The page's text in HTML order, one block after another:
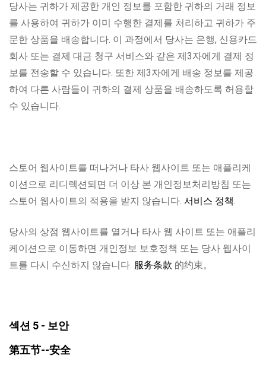
당사는 귀하가 제공한 개인 정보를 포함한 귀하의 거래 정보
를 사용하여 귀하가 이미 수행한 결제를 처리하고 귀하가 주
문한 상품을 배송합니다. 이 과정에서 당사는 은행, 신용카드
회사 또는 결제 대금 청구 서비스와 같은 제3자에게 결제 정
보를 전송할 수 있습니다. 또한 제3자에게 배송 정보를 제공
하여 다른 사람들이 귀하의 결제 상품을 배송하도록 허용할
수 있습니다.
스토어 웹사이트를 떠나거나 타사 웹사이트 또는 애플리케
이션으로 리디렉션되면 더 이상 본 개인정보처리방침 또는
스토어 웹사이트의 적용을 받지 않습니다. 서비스 정책.
당사의 상점 웹사이트를 열거나 타사 웹 사이트 또는 애플리
케이션으로 이동하면 개인정보 보호정책 또는 당사 웹사이
트를 다시 수신하지 않습니다. 服务条款 的约束。
섹션 5 - 보안
第五节--安全